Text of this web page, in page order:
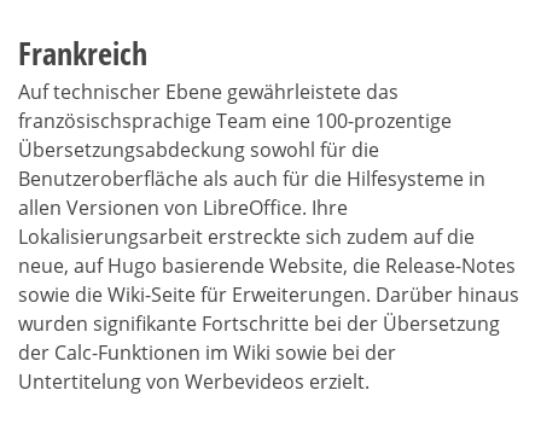
Frankreich
Auf technischer Ebene gewährleistete das
französischsprachige Team eine 100-prozentige
Übersetzungsabdeckung sowohl für die
Benutzeroberfläche als auch für die Hilfesysteme in
allen Versionen von LibreOffice. Ihre
Lokalisierungsarbeit erstreckte sich zudem auf die
neue, auf Hugo basierende Website, die Release-Notes
sowie die Wiki-Seite für Erweiterungen. Darüber hinaus
wurden signifikante Fortschritte bei der Übersetzung
der Calc-Funktionen im Wiki sowie bei der
Untertitelung von Werbevideos erzielt.